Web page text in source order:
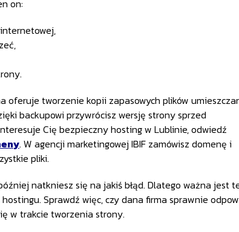
on:
oferuje tworzenie kopii zapasowych plików
backupowi przywrócisz wersję strony sprzed
Cię bezpieczny hosting w Lublinie, odwiedź
. W agencji marketingowej IBIF zamówisz domenę i
pliki.
natkniesz się na jakiś błąd. Dlatego ważna jest
Sprawdź więc, czy dana firma sprawnie
w trakcie tworzenia strony.